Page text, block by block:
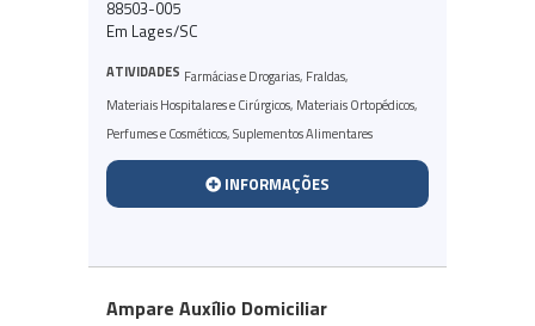
88503-005
Em Lages/SC
ATIVIDADES Farmácias e Drogarias, Fraldas,
Materiais Hospitalares e Cirúrgicos, Materiais Ortopédicos,
Perfumes e Cosméticos,Suplementos Alimentares
INFORMAÇÕES
Ampare Auxílio Domiciliar